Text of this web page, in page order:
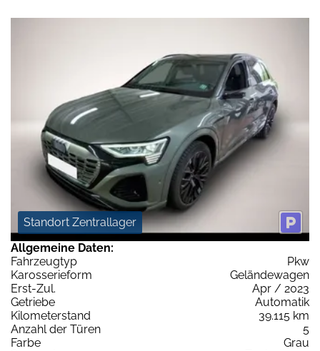
Standort Zentrallager
Allgemeine Daten:
Fahrzeugtyp
Pkw
Karosserieform
Geländewagen
Erst-Zul.
Apr / 2023
Getriebe
Automatik
Kilometerstand
39.115 km
Anzahl der Türen
5
Farbe
Grau